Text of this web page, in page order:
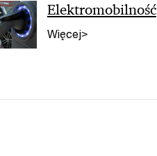
Elektromobilność
Więcej>